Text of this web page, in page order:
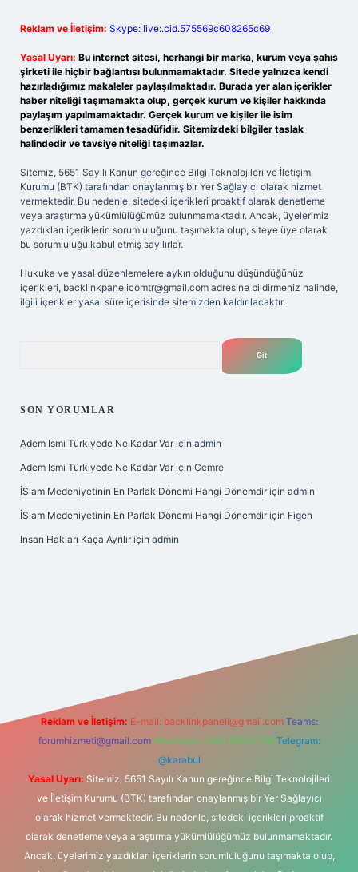
Reklam ve İletişim: Skype: live:.cid.575569c608265c69
Yasal Uyarı: Bu internet sitesi, herhangi bir marka, kurum veya şahıs
şirketi ile hiçbir bağlantısı bulunmamaktadır. Sitede yalnızca kendi
hazırladığımız makaleler paylaşılmaktadır. Burada yer alan içerikler
haber niteliği taşımamakta olup, gerçek kurum ve kişiler hakkında
paylaşım yapılmamaktadır. Gerçek kurum ve kişiler ile isim
benzerlikleri tamamen tesadüfidir. Sitemizdeki bilgiler taslak
halindedir ve tavsiye niteliği taşımazlar.
Sitemiz, 5651 Sayılı Kanun gereğince Bilgi Teknolojileri ve İletişim
Kurumu (BTK) tarafından onaylanmış bir Yer Sağlayıcı olarak hizmet
vermektedir. Bu nedenle, sitedeki içerikleri proaktif olarak denetleme
veya araştırma yükümlülüğümüz bulunmamaktadır. Ancak, üyelerimiz
yazdıkları içeriklerin sorumluluğunu taşımakta olup, siteye üye olarak
bu sorumluluğu kabul etmiş sayılırlar.
Hukuka ve yasal düzenlemelere aykırı olduğunu düşündüğünüz
içerikleri, backlinkpanelicomtr@gmail.com adresine bildirmeniz halinde,
ilgili içerikler yasal süre içerisinde sitemizden kaldırılacaktır.
SON YORUMLAR
Adem Ismi Türkiyede Ne Kadar Var için admin
Adem Ismi Türkiyede Ne Kadar Var için Cemre
İSlam Medeniyetinin En Parlak Dönemi Hangi Dönemdir için admin
İSlam Medeniyetinin En Parlak Dönemi Hangi Dönemdir için Figen
Insan Hakları Kaça Ayrılır için admin
Reklam ve İletişim: E-mail: backlinkpaneli@gmail.com Teams:
forumhizmeti@gmail.com Whatsapp: 0262 606 0 726 Telegram:
@karabul
Yasal Uyarı: Sitemiz, 5651 Sayılı Kanun gereğince Bilgi Teknolojileri
ve İletişim Kurumu (BTK) tarafından onaylanmış bir Yer Sağlayıcı
olarak hizmet vermektedir. Bu nedenle, sitedeki içerikleri proaktif
olarak denetleme veya araştırma yükümlülüğümüz bulunmamaktadır.
Ancak, üyelerimiz yazdıkları içeriklerin sorumluluğunu taşımakta olup,